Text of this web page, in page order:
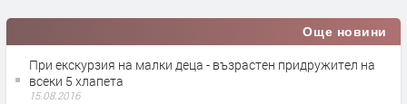
Още новини
При екскурзия на малки деца - възрастен придружител на
всеки 5 хлапета
15.08.2016